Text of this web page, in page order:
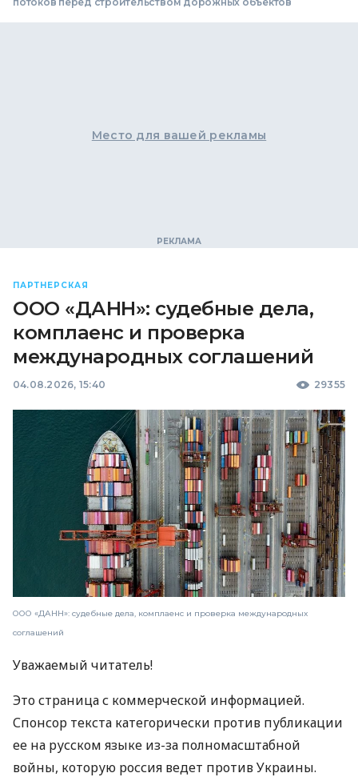
Место для вашей рекламы
ПАРТНЕРСКАЯ
ООО «ДАНН»: судебные дела,
комплаенс и проверка
международных соглашений
04.08.2026, 15:40 29355
ООО «ДАНН»: судебные дела, комплаенс и проверка международных
соглашений
Уважаемый читатель!
Это страница с коммерческой информацией.
Спонсор текста категорически против публикации
ее на русском языке из-за полномасштабной
войны, которую россия ведет против Украины.